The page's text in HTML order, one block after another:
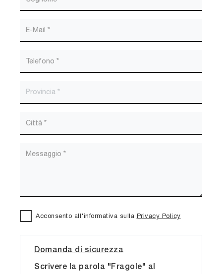
Acconsento all'informativa sulla Privacy Policy
Domanda di sicurezza
Scrivere la parola "Fragole" al